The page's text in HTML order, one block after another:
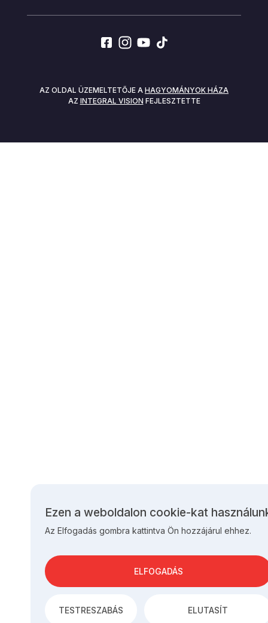
SOCIALS
AZ OLDAL ÜZEMELTETŐJE A HAGYOMÁNYOK HÁZA
AZ INTEGRAL VISION FEJLESZTETTE
Személyes
adatok
cookie-
k
használata
Ezen a weboldalon cookie-kat
Az Elfogadás gombra kattintva Ön hozzájárul ehhez.
TESTRESZABÁS ELUTASÍT
ELFOGADÁS